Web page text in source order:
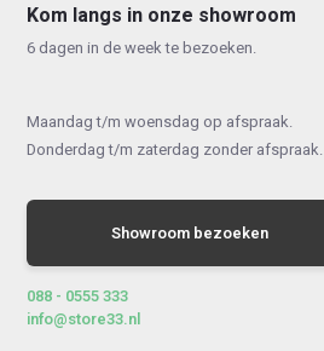
Kom langs in onze showroom
6 dagen in de week te bezoeken.
Maandag t/m woensdag op afspraak.
Donderdag t/m zaterdag zonder afspraak.
Showroom bezoeken
088 - 0555 333
info@store33.nl